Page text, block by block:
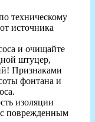
техническому
источника
и очищайте
штуцер,
Признаками
фонтана и
изоляции
с поврежденным